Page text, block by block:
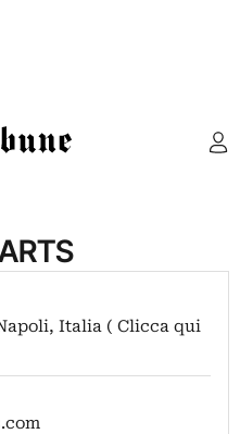
Italia ( Clicca qui